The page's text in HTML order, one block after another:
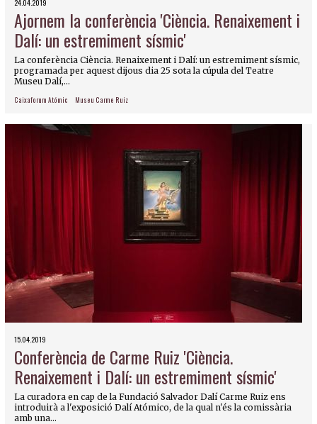
24.04.2019
Ajornem la conferència 'Ciència. Renaixement i
Dalí: un estremiment sísmic'
La conferència Ciència. Renaixement i Dalí: un estremiment sísmic,
programada per aquest dijous dia 25 sota la cúpula del Teatre
Museu Dalí,...
Caixaforum Atómic Museu Carme Ruiz
15.04.2019
Conferència de Carme Ruiz 'Ciència.
Renaixement i Dalí: un estremiment sísmic'
La curadora en cap de la Fundació Salvador Dalí Carme Ruiz ens
introduirà a l'exposició Dalí Atómico, de la qual n'és la comissària
amb una...